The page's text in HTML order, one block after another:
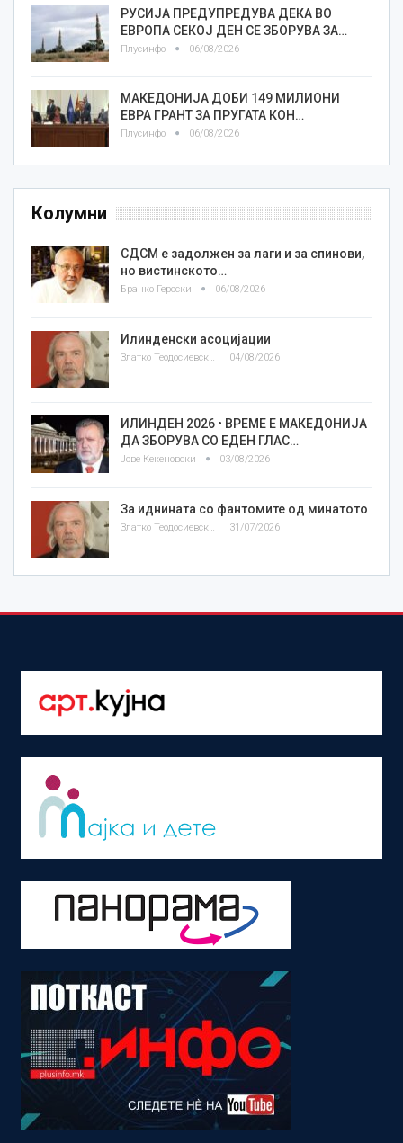
РУСИЈА ПРЕДУПРЕДУВА ДЕКА ВО
ЕВРОПА СЕКОЈ ДЕН СЕ ЗБОРУВА ЗА…
Плусинфо 06/08/2026
МАКЕДОНИЈА ДОБИ 149 МИЛИОНИ
ЕВРА ГРАНТ ЗА ПРУГАТА КОН…
Плусинфо 06/08/2026
Колумни
СДСМ е задолжен за лаги и за спинови,
но вистинското…
Бранко Героски 06/08/2026
Илинденски асоцијации
04/08/2026
ИЛИНДЕН 2026 • ВРЕМЕ Е МАКЕДОНИЈА
ДА ЗБОРУВА СО ЕДЕН ГЛАС…
Јове Кекеновски 03/08/2026
За иднината со фантомите од минатото
Златко Теодосиевски 31/07/2026